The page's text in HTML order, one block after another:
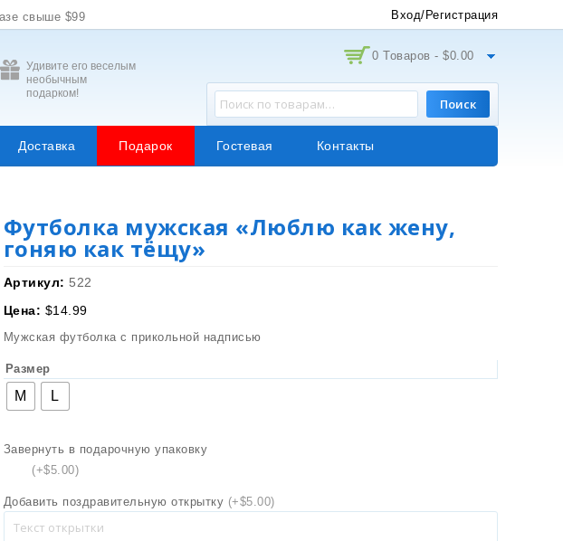
свыше $99 Вход/Регистрация
Удивите его веселым
необычным
подарком!
0 Товаров - $0.00
Поиск
Доставка Подарок Гостевая Контакты
Футболка мужская «Люблю как жену,
гоняю как тёщу»
Артикул: 522
Цена: $14.99
Мужская футболка с прикольной надписью
Размер
M L
Завернуть в подарочную упаковку
(+$5.00)
Добавить поздравительную открытку (+$5.00)